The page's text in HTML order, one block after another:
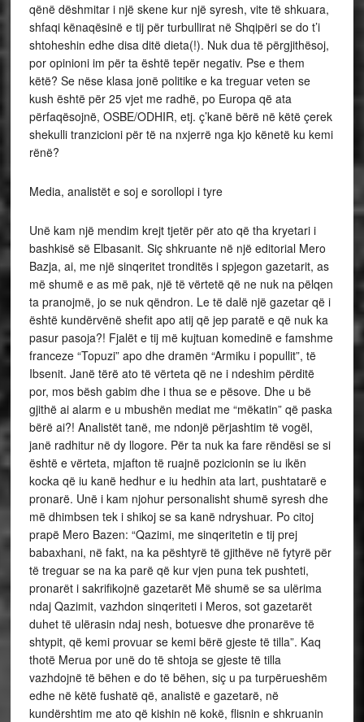
qënë dëshmitar i një skene kur një syresh, vite të shkuara,
shfaqi kënaqësinë e tij për turbullirat në Shqipëri se do t’i
shtoheshin edhe disa ditë dieta(!). Nuk dua të përgjithësoj,
por opinioni im për ta është tepër negativ. Pse e them
këtë? Se nëse klasa jonë politike e ka treguar veten se
kush është për 25 vjet me radhë, po Europa që ata
përfaqësojnë, OSBE/ODHIR, etj. ç’kanë bërë në këtë çerek
shekulli tranzicioni për të na nxjerrë nga kjo kënetë ku kemi
rënë?
Media, analistët e soj e sorollopi i tyre
Unë kam një mendim krejt tjetër për ato që tha kryetari i
bashkisë së Elbasanit. Siç shkruante në një editorial Mero
Bazja, ai, me një sinqeritet tronditës i spjegon gazetarit, as
më shumë e as më pak, një të vërtetë që ne nuk na pëlqen
ta pranojmë, jo se nuk qëndron. Le të dalë një gazetar që i
është kundërvënë shefit apo atij që jep paratë e që nuk ka
pasur pasoja?! Fjalët e tij më kujtuan komedinë e famshme
franceze “Topuzi” apo dhe dramën “Armiku i popullit”, të
Ibsenit. Janë tërë ato të vërteta që ne i ndeshim përditë
por, mos bësh gabim dhe i thua se e pësove. Dhe u bë
gjithë ai alarm e u mbushën mediat me “mëkatin” që paska
bërë ai?! Analistët tanë, me ndonjë përjashtim të vogël,
janë radhitur në dy llogore. Për ta nuk ka fare rëndësi se si
është e vërteta, mjafton të ruajnë pozicionin se iu ikën
kocka që iu kanë hedhur e iu hedhin ata lart, pushtatarë e
pronarë. Unë i kam njohur personalisht shumë syresh dhe
më dhimbsen tek i shikoj se sa kanë ndryshuar. Po citoj
prapë Mero Bazen: “Qazimi, me sinqeritetin e tij prej
babaxhani, në fakt, na ka pështyrë të gjithëve në fytyrë për
të treguar se na ka parë që kur vjen puna tek pushteti,
pronarët i sakrifikojnë gazetarët Më shumë se sa ulërima
ndaj Qazimit, vazhdon sinqeriteti i Meros, sot gazetarët
duhet të ulërasin ndaj nesh, botuesve dhe pronarëve të
shtypit, që kemi provuar se kemi bërë gjeste të tilla”. Kaq
thotë Merua por unë do të shtoja se gjeste të tilla
vazhdojnë të bëhen e do të bëhen, siç u pa turpërueshëm
edhe në këtë fushatë që, analistë e gazetarë, në
kundërshtim me ato që kishin në kokë, flisnin e shkruanin